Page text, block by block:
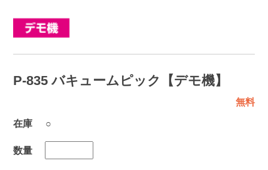
P-835 バキュームピック【デモ機】
無料
在庫
○
数量